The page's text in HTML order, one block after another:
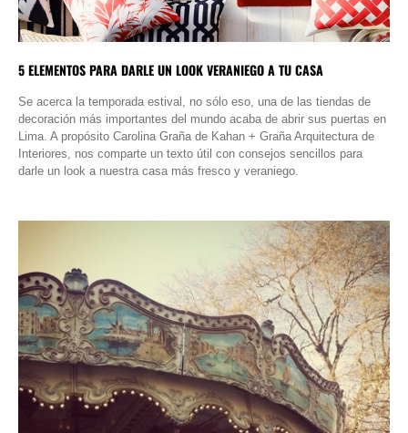
5 ELEMENTOS PARA DARLE UN LOOK VERANIEGO A TU CASA
Se acerca la temporada estival, no sólo eso, una de las tiendas de
decoración más importantes del mundo acaba de abrir sus puertas en
Lima. A propósito Carolina Graña de Kahan + Graña Arquitectura de
Interiores, nos comparte un texto útil con consejos sencillos para
darle un look a nuestra casa más fresco y veraniego.